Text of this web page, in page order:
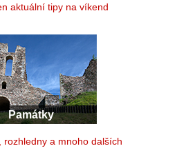
aktuální tipy na víkend
Památky
rozhledny a mnoho dalších